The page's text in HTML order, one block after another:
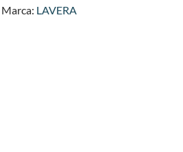
Marca: LAVERA